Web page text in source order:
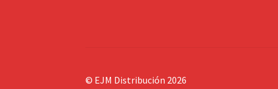
© EJM Distribución 2026